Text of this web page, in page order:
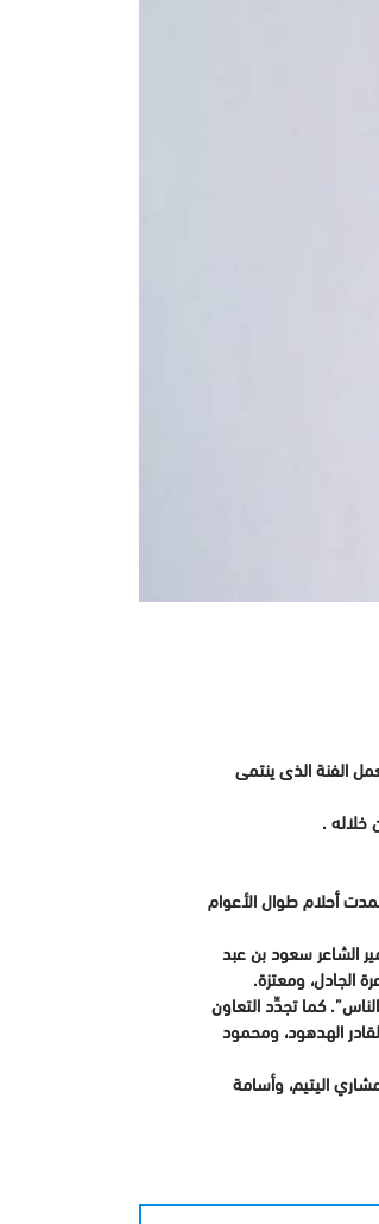
الفنة الذى ينتمى
خلاله .
الذي طرحته في عام 2016 هو أحدث ألبوماتها، حيث اعتمدت أحلام طوال الأعوام
الشاعر سعود بن عبد
الجادل، ومعتزة.
منوعة، وكان من آخرها “أنا مدري عن الناس”. كما تجدِّد التعاون
الهدهود، ومحمود
اليتيم، وأسامة